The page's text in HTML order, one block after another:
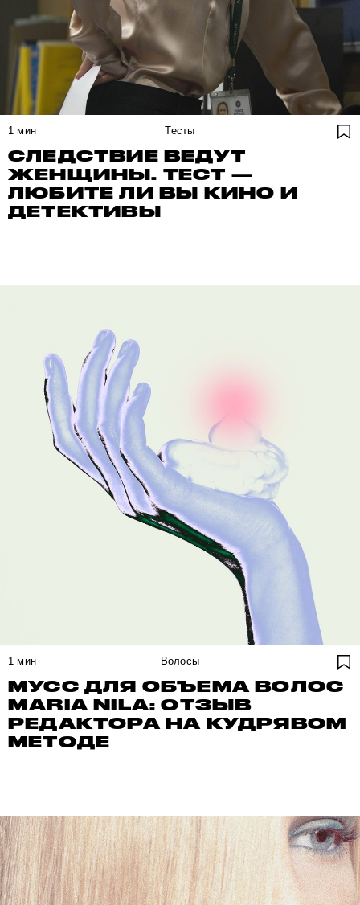
1 мин Тесты
СЛЕДСТВИЕ ВЕДУТ
ЖЕНЩИНЫ. ТЕСТ —
ЛЮБИТЕ ЛИ ВЫ КИНО И
ДЕТЕКТИВЫ
1 мин Волосы
МУСС ДЛЯ ОБЪЕМА ВОЛОС
MARIA NILA: ОТЗЫВ
РЕДАКТОРА НА КУДРЯВОМ
МЕТОДЕ